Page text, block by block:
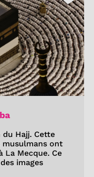
du Hajj. Cette
musulmans ont
La Mecque. Ce
images